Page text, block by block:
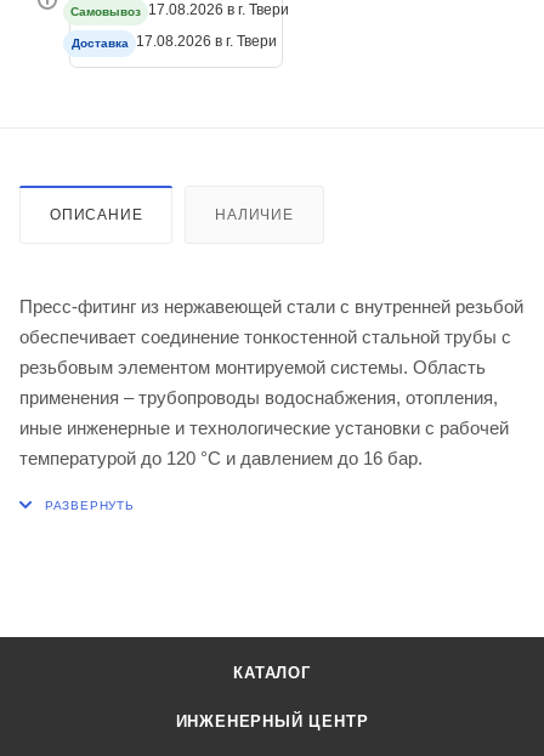
Самовывоз 17.08.2026 в г. Твери
Доставка 17.08.2026 в г. Твери
ОПИСАНИЕ НАЛИЧИЕ
Пресс-фитинг из нержавеющей стали с внутренней резьбой
обеспечивает соединение тонкостенной стальной трубы с
резьбовым элементом монтируемой системы. Область
применения – трубопроводы водоснабжения, отопления,
иные инженерные и технологические установки с рабочей
температурой до 120 °С и давлением до 16 бар.
КАТАЛОГ
ИНЖЕНЕРНЫЙ ЦЕНТР